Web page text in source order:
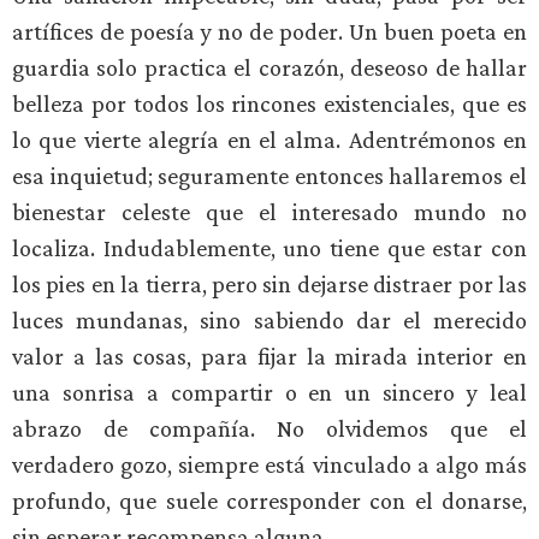
artífices de poesía y no de poder. Un buen poeta en
guardia solo practica el corazón, deseoso de hallar
belleza por todos los rincones existenciales, que es
lo que vierte alegría en el alma. Adentrémonos en
esa inquietud; seguramente entonces hallaremos el
bienestar celeste que el interesado mundo no
localiza. Indudablemente, uno tiene que estar con
los pies en la tierra, pero sin dejarse distraer por las
luces mundanas, sino sabiendo dar el merecido
valor a las cosas, para fijar la mirada interior en
una sonrisa a compartir o en un sincero y leal
abrazo de compañía. No olvidemos que el
verdadero gozo, siempre está vinculado a algo más
profundo, que suele corresponder con el donarse,